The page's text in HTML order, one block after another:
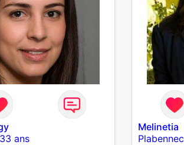
33 ans
Melinetia
Plabennec